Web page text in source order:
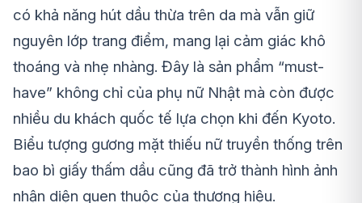
có khả năng hút dầu thừa trên da mà vẫn giữ
nguyên lớp trang điểm, mang lại cảm giác khô
thoáng và nhẹ nhàng. Đây là sản phẩm “must-
have” không chỉ của phụ nữ Nhật mà còn được
nhiều du khách quốc tế lựa chọn khi đến Kyoto.
Biểu tượng gương mặt thiếu nữ truyền thống trên
bao bì giấy thấm dầu cũng đã trở thành hình ảnh
nhận diện quen thuộc của thương hiệu.